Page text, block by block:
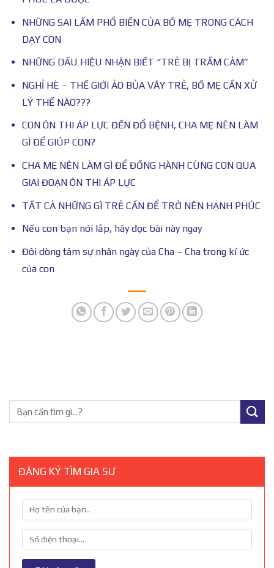
NHỮNG SAI LẦM PHỔ BIẾN CỦA BỐ MẸ TRONG CÁCH
DẠY CON
NHỮNG DẤU HIỆU NHẬN BIẾT “TRẺ BỊ TRẦM CẢM”
NGHỈ HÈ – THẾ GIỚI ẢO BỦA VÂY TRẺ, BỐ MẸ CẦN XỬ
LÝ THẾ NÀO???
CON ÔN THI ÁP LỰC ĐẾN ĐỔ BỆNH, CHA MẸ NÊN LÀM
GÌ ĐỂ GIÚP CON?
CHA MẸ NÊN LÀM GÌ ĐỂ ĐỒNG HÀNH CÙNG CON QUA
GIAI ĐOẠN ÔN THI ÁP LỰC
TẤT CẢ NHỮNG GÌ TRẺ CẦN ĐỂ TRỞ NÊN HẠNH PHÚC
Nếu con bạn nói lắp, hãy đọc bài này ngay
Đôi dòng tâm sự nhân ngày của Cha – Cha trong kí ức
của con
ĐĂNG KÝ TÌM GIA SƯ